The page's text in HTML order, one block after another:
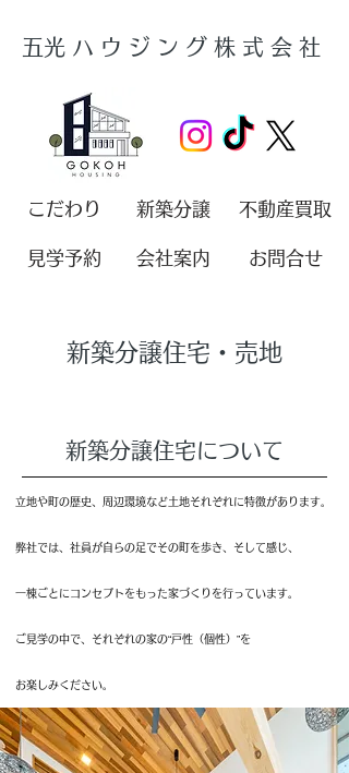
​五光ハウジング株式会社
こだわり 新築分譲 不動産買取
見学予約 会社案内 お問合せ
新築分譲住宅・売地
新築分譲住宅について
​立地や町の歴史、周辺環境など土地それぞれに特徴があります。
弊社では、社員が自らの足でその町を歩き、 そして感じ、
一棟ごとにコンセプトをもった家づくりを行っています。
ご見学の中で、それぞれの家の“戸性（個性）”を
お楽しみください。